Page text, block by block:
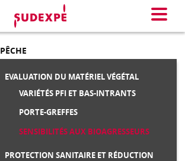
Menu
PÊCHE
EVALUATION DU MATÉRIEL VÉGÉTAL
VARIÉTÉS PFI ET BAS-INTRANTS
PORTE-GREFFES
SENSIBILITÉS AUX BIOAGRESSEURS
PROTECTION SANITAIRE ET RÉDUCTION